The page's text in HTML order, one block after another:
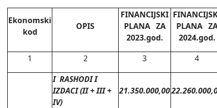
Ekonomski
kod
OPIS
FINANCIJSKI
PLANA ZA
2023.god.
PLANA
2024.god.
1
2 3
4
I RASHODI I
IZDACI (II + III +
IV)
21.350.000,00